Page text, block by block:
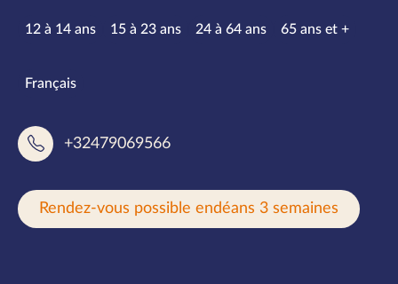
Tranches d’âge
12 à 14 ans 15 à 23 ans 24 à 64 ans 65 ans et +
Langues parlées
Français
+32479069566
Rendez-vous possible endéans 3 semaines